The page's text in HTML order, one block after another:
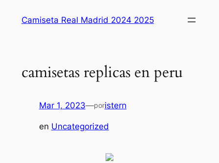
Camiseta Real Madrid 2024 2025
camisetas replicas en peru
Mar 1, 2023—poristern
en Uncategorized